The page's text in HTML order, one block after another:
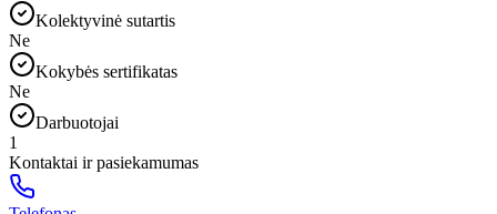
Kolektyvinė sutartis
Ne
Kokybės sertifikatas
Ne
Darbuotojai
1
Kontaktai ir pasiekamumas